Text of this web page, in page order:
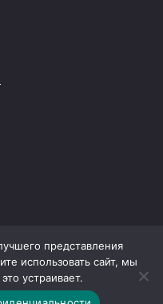
представления
использовать сайт, мы
устраивает.